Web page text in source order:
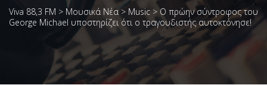
Viva 88,3 FM > Μουσικά Νέα > Music > Ο πρώην σύντροφος του
George Michael υποστηρίζει ότι ο τραγουδιστής αυτοκτόνησε!